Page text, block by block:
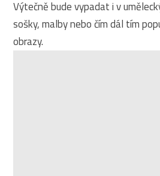
Výtečně bude vypadat i v
sošky, malby nebo čím dál tím
obrazy.